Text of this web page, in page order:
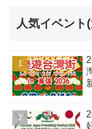
人気イベント